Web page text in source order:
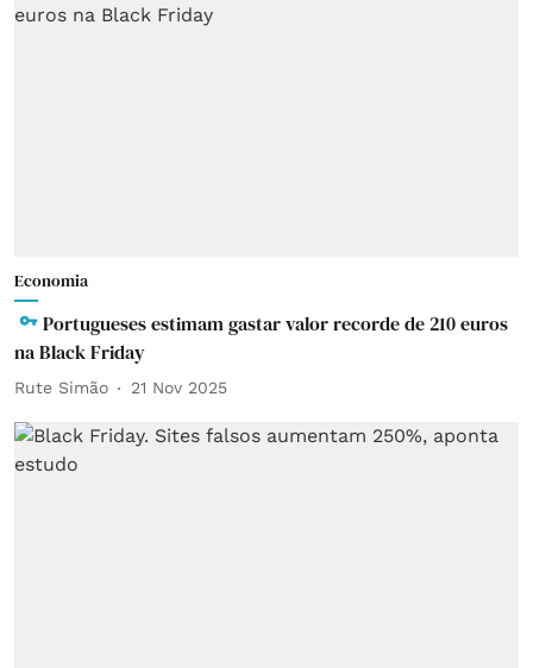
Economia
Portugueses estimam gastar valor recorde de 210 euros
na Black Friday
Rute Simão 21 Nov 2025